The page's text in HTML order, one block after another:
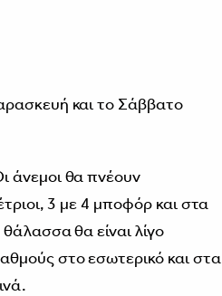
και το Σάββατο
άνεμοι θα πνέουν
3 με 4 μποφόρ και στα
θα είναι λίγο
στο εσωτερικό και στα